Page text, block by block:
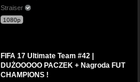
Straiser
1080p
FIFA 17 Ultimate Team #42 |
DUŻOOOOO PACZEK + Nagroda FUT
CHAMPIONS !